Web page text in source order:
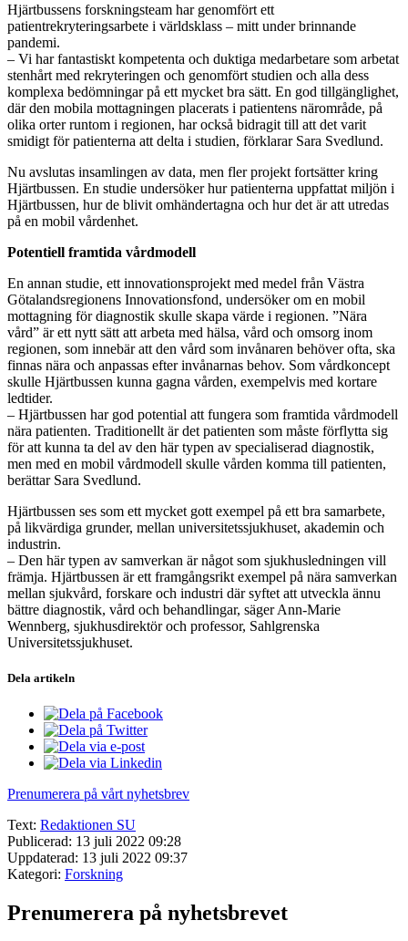
Hjärtbussens forskningsteam har genomfört ett
patientrekryteringsarbete i världsklass – mitt under brinnande
pandemi.
– Vi har fantastiskt kompetenta och duktiga medarbetare som arbetat
stenhårt med rekryteringen och genomfört studien och alla dess
komplexa bedömningar på ett mycket bra sätt. En god tillgänglighet,
där den mobila mottagningen placerats i patientens närområde, på
olika orter runtom i regionen, har också bidragit till att det varit
smidigt för patienterna att delta i studien, förklarar Sara Svedlund.
Nu avslutas insamlingen av data, men fler projekt fortsätter kring
Hjärtbussen. En studie undersöker hur patienterna uppfattat miljön i
Hjärtbussen, hur de blivit omhändertagna och hur det är att utredas
på en mobil vårdenhet.
Potentiell framtida vårdmodell
En annan studie, ett innovationsprojekt med medel från Västra
Götalandsregionens Innovationsfond, undersöker om en mobil
mottagning för diagnostik skulle skapa värde i regionen. ”Nära
vård” är ett nytt sätt att arbeta med hälsa, vård och omsorg inom
regionen, som innebär att den vård som invånaren behöver ofta, ska
finnas nära och anpassas efter invånarnas behov. Som vårdkoncept
skulle Hjärtbussen kunna gagna vården, exempelvis med kortare
ledtider.
– Hjärtbussen har god potential att fungera som framtida vårdmodell
nära patienten. Traditionellt är det patienten som måste förflytta sig
för att kunna ta del av den här typen av specialiserad diagnostik,
men med en mobil vårdmodell skulle vården komma till patienten,
berättar Sara Svedlund.
Hjärtbussen ses som ett mycket gott exempel på ett bra samarbete,
på likvärdiga grunder, mellan universitetssjukhuset, akademin och
industrin.
– Den här typen av samverkan är något som sjukhusledningen vill
främja. Hjärtbussen är ett framgångsrikt exempel på nära samverkan
mellan sjukvård, forskare och industri där syftet att utveckla ännu
bättre diagnostik, vård och behandlingar, säger Ann-Marie
Wennberg, sjukhusdirektör och professor, Sahlgrenska
Universitetssjukhuset.
Dela artikeln
Prenumerera på vårt nyhetsbrev
Text: Redaktionen SU
Publicerad: 13 juli 2022 09:28
Uppdaterad: 13 juli 2022 09:37
Kategori: Forskning
Prenumerera på nyhetsbrevet